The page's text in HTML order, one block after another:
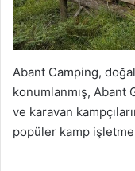
Abant Camping,
konumlanmış, Abant
ve karavan
popüler kamp